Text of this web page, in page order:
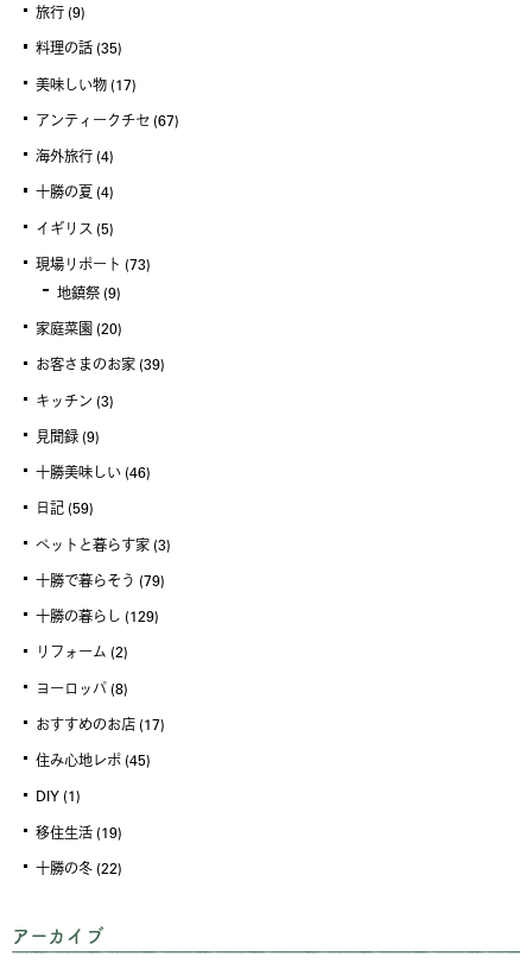
旅行 (9)
料理の話 (35)
美味しい物 (17)
アンティークチセ (67)
海外旅行 (4)
十勝の夏 (4)
イギリス (5)
現場リポート (73)
地鎮祭 (9)
家庭菜園 (20)
お客さまのお家 (39)
キッチン (3)
見聞録 (9)
十勝美味しい (46)
日記 (59)
ペットと暮らす家 (3)
十勝で暮らそう (79)
十勝の暮らし (129)
リフォーム (2)
ヨーロッパ (8)
おすすめのお店 (17)
住み心地レポ (45)
DIY (1)
移住生活 (19)
十勝の冬 (22)
アーカイブ